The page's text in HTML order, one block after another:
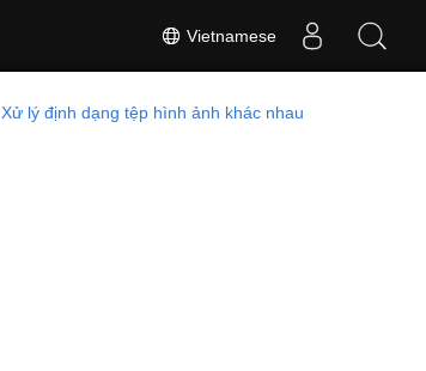
Vietnamese
Xử lý định dạng tệp hình ảnh khác nhau